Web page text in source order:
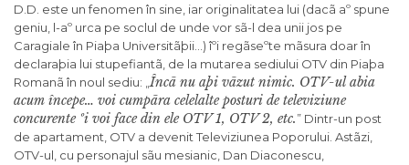
D.D. este un fenomen în sine, iar originalitatea lui (dacã aº spune
geniu, l-aº urca pe soclul de unde vor sã-l dea unii jos pe
Caragiale în Piaþa Universitãþii…) îºi regãseºte mãsura doar în
declaraþia lui stupefiantã, de la mutarea sediului OTV din Piaþa
Romanã în noul sediu: „ Încã nu aþi vãzut nimic. OTV-ul abia
acum începe… voi cumpãra celelalte posturi de televiziune
concurente ºi voi face din ele OTV 1, OTV 2, etc.” Dintr-un post
de apartament, OTV a devenit Televiziunea Poporului. Astãzi,
OTV-ul, cu personajul sãu mesianic, Dan Diaconescu,